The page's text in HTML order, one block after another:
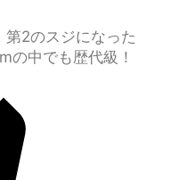
第2のスジになった
の中でも歴代級！